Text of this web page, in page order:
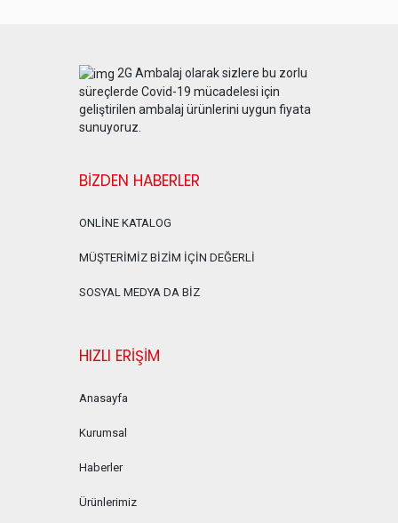
2G Ambalaj olarak sizlere bu zorlu
süreçlerde Covid-19 mücadelesi için
geliştirilen ambalaj ürünlerini uygun fiyata
sunuyoruz.
BİZDEN HABERLER
ONLİNE KATALOG
MÜŞTERİMİZ BİZİM İÇİN DEĞERLİ
SOSYAL MEDYA DA BİZ
HIZLI ERİŞİM
Anasayfa
Kurumsal
Haberler
Ürünlerimiz